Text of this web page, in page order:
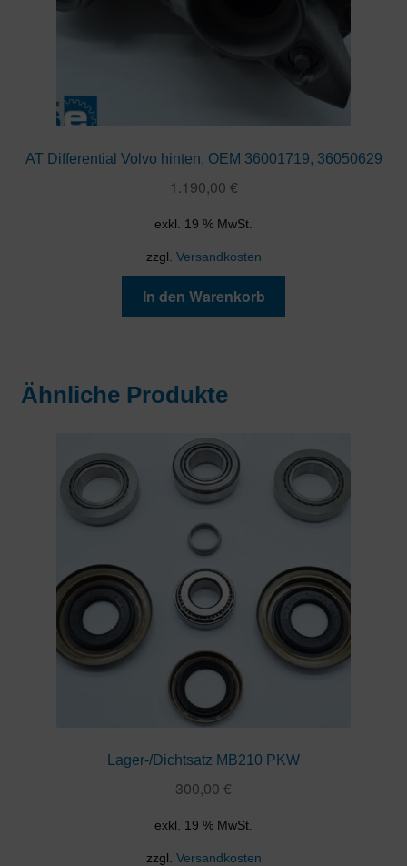
AT Differential Volvo hinten, OEM 36001719, 36050629
1.190,00 €
exkl. 19 % MwSt.
zzgl. Versandkosten
In den Warenkorb
Ähnliche Produkte
Lager-/Dichtsatz MB210 PKW
300,00 €
exkl. 19 % MwSt.
zzgl. Versandkosten